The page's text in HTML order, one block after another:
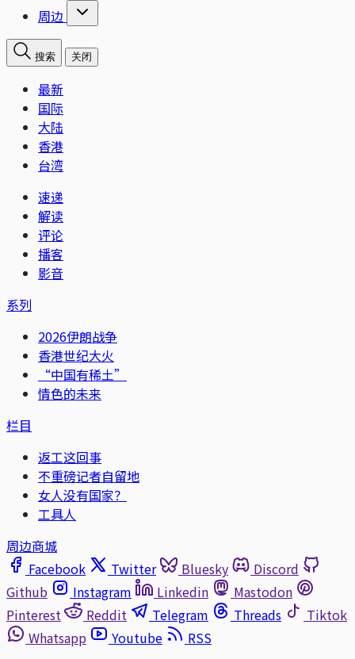
周边
搜索 关闭
最新
国际
大陆
香港
台湾
速递
解读
评论
播客
影音
系列
2026伊朗战争
香港世纪大火
“中国有稀土”
情色的未来
栏目
返工这回事
不重磅记者自留地
女人没有国家？
工具人
周边商城
Facebook
Twitter Bluesky
Discord
Github
Instagram Linkedin
Mastodon
Pinterest
Reddit Telegram Threads
Tiktok
Whatsapp
Youtube
RSS